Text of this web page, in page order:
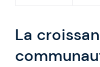
La